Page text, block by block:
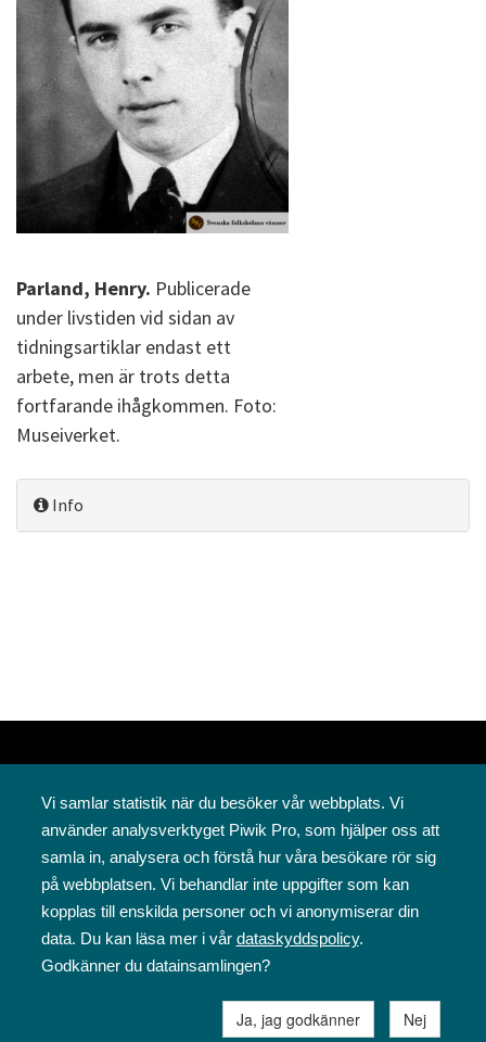
Parland, Henry. Publicerade
under livstiden vid sidan av
tidningsartiklar endast ett
arbete, men är trots detta
fortfarande ihågkommen. Foto:
Museiverket.
Info
Svenska folkskolans vänner rf
Annegatan 12
00120 Helsingfors
09 6844 570
sfv@sfv.fi
Vi samlar statistik när du besöker vår webbplats. Vi
använder analysverktyget Piwik Pro, som hjälper oss att
samla in, analysera och förstå hur våra besökare rör sig
på webbplatsen. Vi behandlar inte uppgifter som kan
kopplas till enskilda personer och vi anonymiserar din
data. Du kan läsa mer i vår dataskyddspolicy.
Godkänner du datainsamlingen?
Ja, jag godkänner Nej